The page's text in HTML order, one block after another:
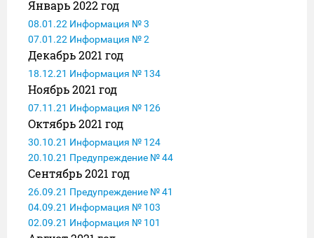
Январь 2022 год
08.01.22 Информация № 3
07.01.22 Информация № 2
Декабрь 2021 год
18.12.21 Информация № 134
Ноябрь 2021 год
07.11.21 Информация № 126
Октябрь 2021 год
30.10.21 Информация № 124
20.10.21 Предупреждение № 44
Сентябрь 2021 год
26.09.21 Предупреждение № 41
04.09.21 Информация № 103
02.09.21 Информация № 101